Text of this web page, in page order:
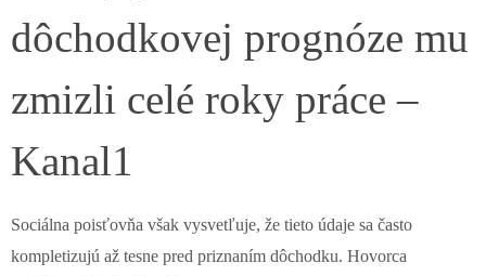
dôchodkovej prognóze mu
zmizli celé roky práce –
Kanal1
Sociálna poisťovňa však vysvetľuje, že tieto údaje sa často
kompletizujú až tesne pred priznaním dôchodku. Hovorca